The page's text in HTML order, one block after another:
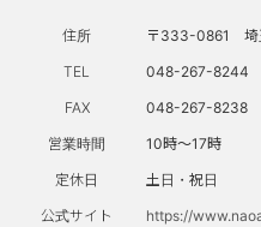
住所
〒333-0861 埼
TEL
048-267-8244
FAX
048-267-8238
営業時間
10時～17時
定休日
土日・祝日
公式サイト
https://